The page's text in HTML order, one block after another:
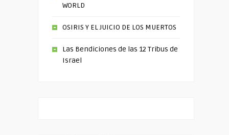
WORLD
OSIRIS Y EL JUICIO DE LOS MUERTOS
Las Bendiciones de las 12 Tribus de
Israel